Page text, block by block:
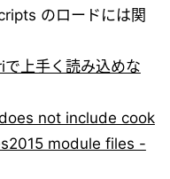
のロードには関
上手く読み込めな
not include cook
module files -